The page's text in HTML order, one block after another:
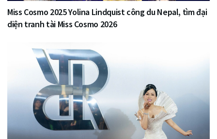
Miss Cosmo 2025 Yolina Lindquist công du Nepal, tìm đại
diện tranh tài Miss Cosmo 2026